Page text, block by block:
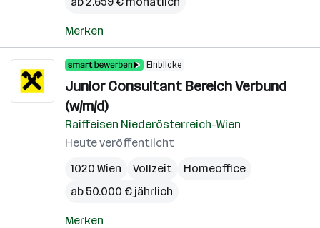
Merken
Einblicke
Junior Consultant Bereich Verbund
(w/m/d)
Raiffeisen Niederösterreich-Wien
Heute veröffentlicht
1020 Wien
Vollzeit
Homeoffice
ab 50.000 € jährlich
Merken